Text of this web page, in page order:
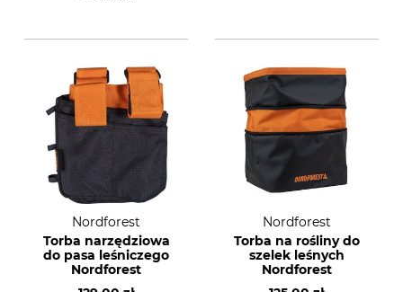
Nordforest
Torba narzędziowa
do pasa leśniczego
Nordforest
Nordforest
Torba na rośliny do
szelek leśnych
Nordforest